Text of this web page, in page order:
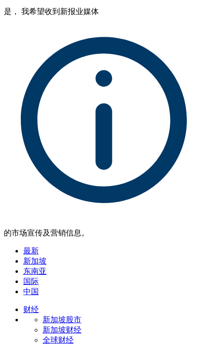
是， 我希望收到新报业媒体
的市场宣传及营销信息。
最新
新加坡
东南亚
国际
中国
财经
新加坡股市
新加坡财经
全球财经